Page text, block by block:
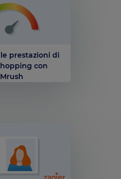
prestazioni di
con